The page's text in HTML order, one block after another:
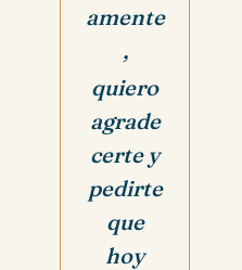
amente
,
quiero
agrade
certe y
pedirte
que
hoy